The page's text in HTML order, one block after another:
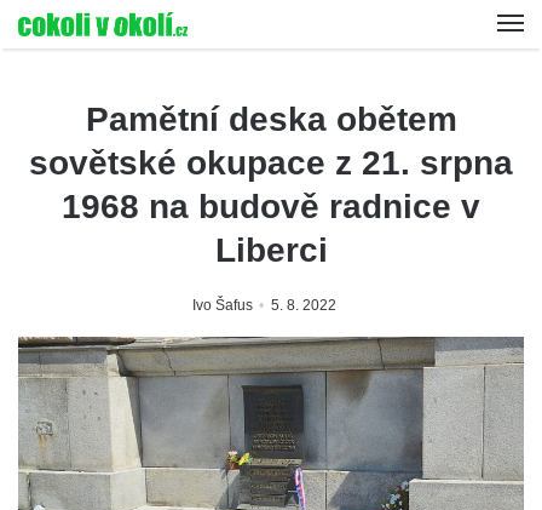
Pamětní deska obětem
sovětské okupace z 21. srpna
1968 na budově radnice v
Liberci
Ivo Šafus 5. 8. 2022